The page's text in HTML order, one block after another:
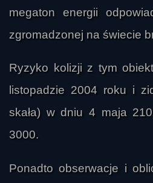
megaton energii
zgromadzonej na świecie
Ryzyko kolizji z tym
listopadzie 2004 roku i
skała) w dniu 4 maja
3000.
Ponadto obserwacje i